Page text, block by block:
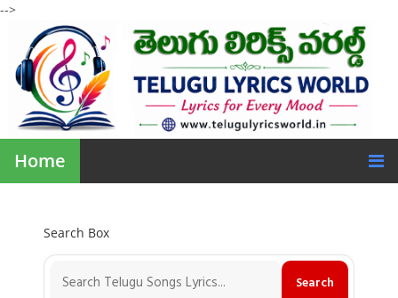
-->
Home
Search Box